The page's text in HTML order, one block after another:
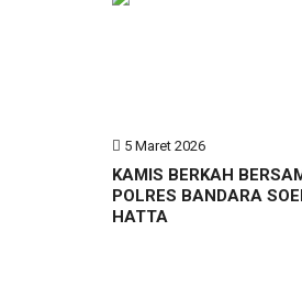
5 Maret 2026
KAMIS BERKAH
POLRES BANDARA
HATTA